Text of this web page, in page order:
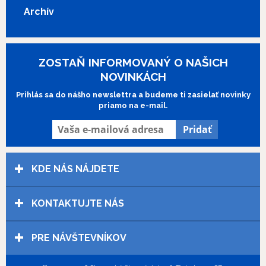
neznámy páchateľ a ona to neoznámi…?
Archív
ZOSTAŇ INFORMOVANÝ O NAŠICH
NOVINKÁCH
Prihlás sa do nášho newslettra a budeme ti zasielať novinky
priamo na e-mail.
KDE NÁS NÁJDETE
KONTAKTUJTE NÁS
PRE NÁVŠTEVNÍKOV